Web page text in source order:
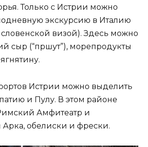
Только с Истрии можно
экскурсию в Италию
визой). Здесь можно
сыр (“пршут”), морепродукты
Истрии можно выделить
и Пулу. В этом районе
Амфитеатр и
обелиски и фрески.